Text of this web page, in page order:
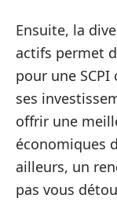
Ensuite, la
actifs permet
pour une SCPI
ses
offrir une
économiques
ailleurs, un
pas vous